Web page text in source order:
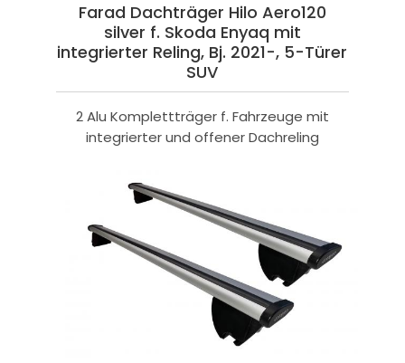
Farad Dachträger Hilo Aero120
silver f. Skoda Enyaq mit
integrierter Reling, Bj. 2021-, 5-Türer
SUV
2 Alu Komplettträger f. Fahrzeuge mit
integrierter und offener Dachreling